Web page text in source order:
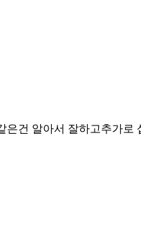
건 알아서 잘하고추가로